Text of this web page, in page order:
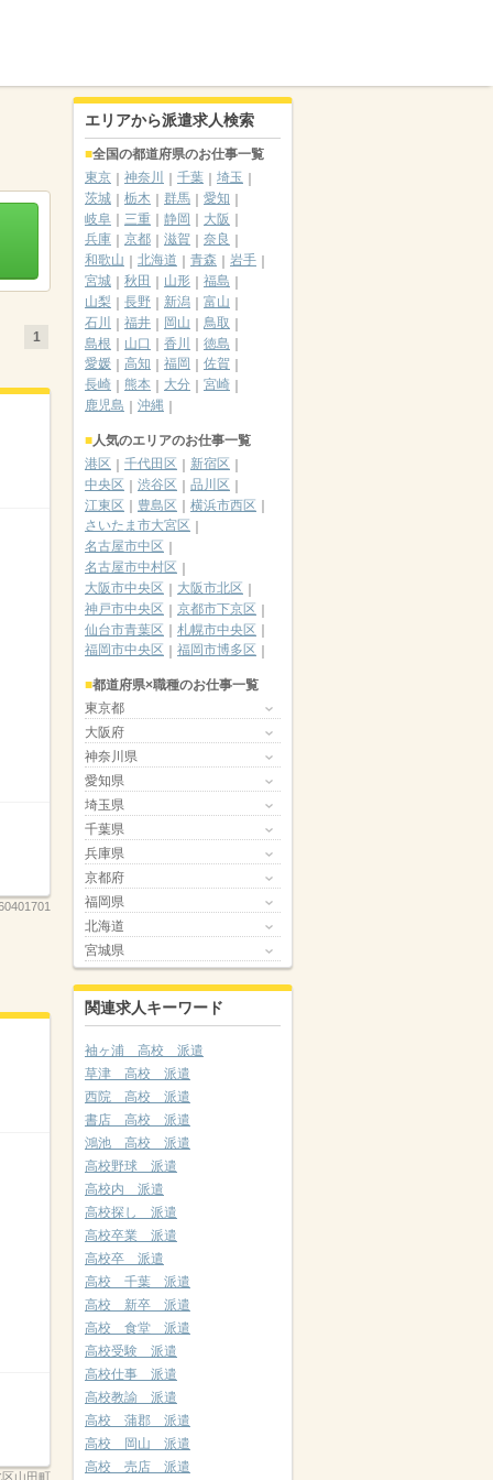
1
区山田町
エリアから派遣求人検索
全国の都道府県のお仕事一覧
東京
神奈川 千葉
埼玉
茨城
栃木 群馬
愛知
岐阜
三重 静岡
大阪
兵庫
京都 滋賀
奈良
和歌山
北海道 青森
岩手
宮城
秋田 山形
福島
山梨
長野 新潟
富山
石川
福井 岡山
鳥取
島根
山口 香川
徳島
愛媛
高知 福岡
佐賀
長崎
熊本 大分
宮崎
鹿児島
沖縄
人気のエリアのお仕事一覧
港区
千代田区
新宿区
中央区
渋谷区
品川区
江東区
豊島区
横浜市西区
さいたま市大宮区
名古屋市中区
名古屋市中村区
大阪市中央区
大阪市北区
神戸市中央区
京都市下京区
仙台市青葉区
札幌市中央区
福岡市中央区
福岡市博多区
都道府県×職種のお仕事一覧
東京都
大阪府
神奈川県
愛知県
埼玉県
千葉県
兵庫県
京都府
福岡県
北海道
宮城県
関連求人キーワード
袖ヶ浦 高校 派遣
草津 高校 派遣
西院 高校 派遣
書店 高校 派遣
鴻池 高校 派遣
高校野球 派遣
高校内 派遣
高校探し 派遣
高校卒業 派遣
高校卒 派遣
高校 千葉 派遣
高校 新卒 派遣
高校 食堂 派遣
高校受験 派遣
高校仕事 派遣
高校教諭 派遣
高校 蒲郡 派遣
高校 岡山 派遣
高校 売店 派遣